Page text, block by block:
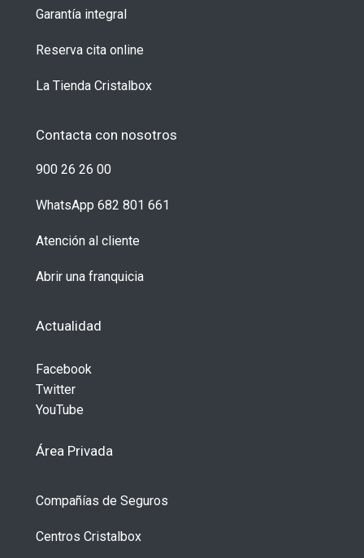
Garantía integral
Reserva cita online
La Tienda Cristalbox
Contacta con nosotros
900 26 26 00
WhatsApp 682 801 661
Atención al cliente
Abrir una franquicia
Actualidad
Facebook
Twitter
YouTube
Área Privada
Compañías de Seguros
Centros Cristalbox